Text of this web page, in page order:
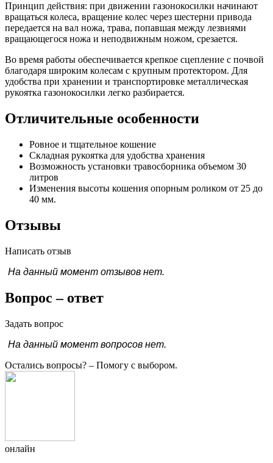
Принцип действия: при движении газонокосилки начинают
вращаться колеса, вращение колес через шестерни привода
передается на вал ножа, трава, попавшая между лезвиями
вращающегося ножа и неподвижным ножом, срезается.
Во время работы обеспечивается крепкое сцепление с почвой
благодаря широким колесам с крупным протектором. Для
удобства при хранении и транспортировке металлическая
рукоятка газонокосилки легко разбирается.
Отличительные особенности
Ровное и тщательное кошение
Складная рукоятка для удобства хранения
Возможность установки травосборника объемом 30
литров
Изменения высоты кошения опорным роликом от 25 до
40 мм.
Отзывы
Написать отзыв
На данный момент отзывов нет.
Вопрос – ответ
Задать вопрос
На данный момент вопросов нет.
Остались вопросы? – Помогу с выбором.
онлайн